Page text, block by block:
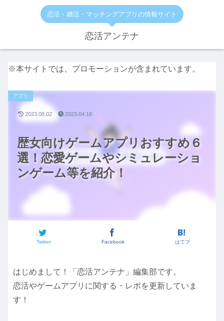
恋活・婚活・マッチングアプリの情報サイト
恋活アンテナ
※本サイトでは、プロモーションが含まれています。
歴女向けゲームアプリおすすめ６
選！恋愛ゲームやシミュレーショ
ンゲーム等を紹介！
アプリ
Twitter Facebook はてブ
2023.08.02 2023.04.18
はじめまして！「恋活アンテナ」編集部です。
恋活やゲームアプリに関する・レポを更新していま
す！